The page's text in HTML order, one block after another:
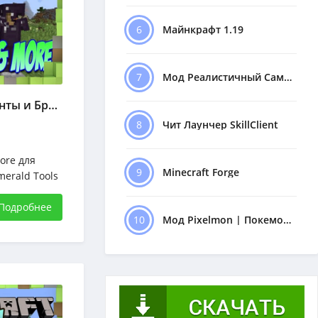
Мод Новые Инструменты и Броня
для
Tools
4 новых
и
6 Майнкрафт 1.19
7 Мод Реалистичный Самолёт
8 Чит Лаунчер SkillClient
9 Minecraft Forge
10 Мод Pixelmon | Покемоны